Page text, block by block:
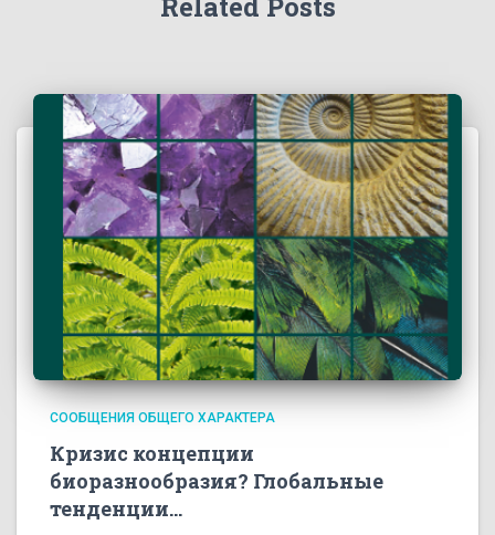
СООБЩЕНИЯ ОБЩЕГО ХАРАКТЕРА
Кризис концепции
биоразнообразия? Глобальные
тенденции…